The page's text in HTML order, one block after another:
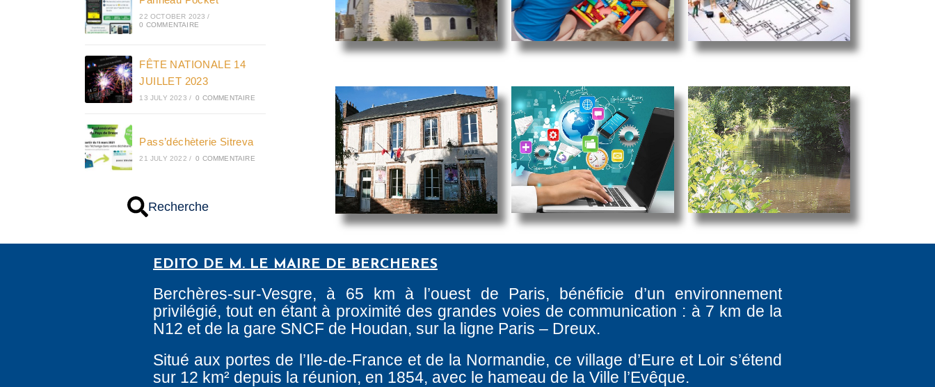
22 OCTOBER 2023 /
0 COMMENTAIRE
FÊTE NATIONALE 14
JUILLET 2023
13 JULY 2023 / 0 COMMENTAIRE
Pass’déchèterie Sitreva
21 JULY 2022 / 0 COMMENTAIRE
Recherche
EDITO DE M. LE MAIRE DE BERCHERES
Berchères-sur-Vesgre, à 65 km à l’ouest de Paris, bénéficie d’un environnement
privilégié, tout en étant à proximité des grandes voies de communication : à 7 km de la
N12 et de la gare SNCF de Houdan, sur la ligne Paris – Dreux.
Situé aux portes de l’Ile-de-France et de la Normandie, ce village d’Eure et Loir s’étend
sur 12 km² depuis la réunion, en 1854, avec le hameau de la Ville l’Evêque.